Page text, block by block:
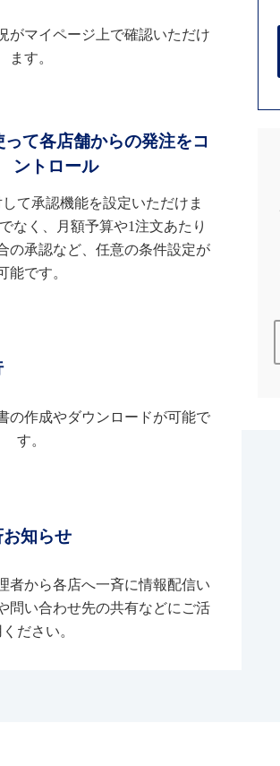
がマイページ上で確認いただけ
ます。
て各店舗からの発注をコ
ントロール
て承認機能を設定いただけま
なく、月額予算や1注文あたり
の承認など、任意の条件設定が
能です。
の作成やダウンロードが可能で
す。
知らせ
者から各店へ一斉に情報配信い
問い合わせ先の共有などにご活
ください。